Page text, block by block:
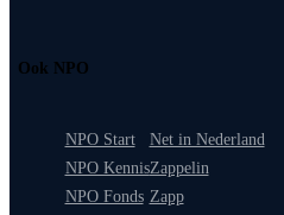
Ook NPO
NPO Start
NPO Kennis
NPO Fonds
Net in Nederland
Zappelin
Zapp